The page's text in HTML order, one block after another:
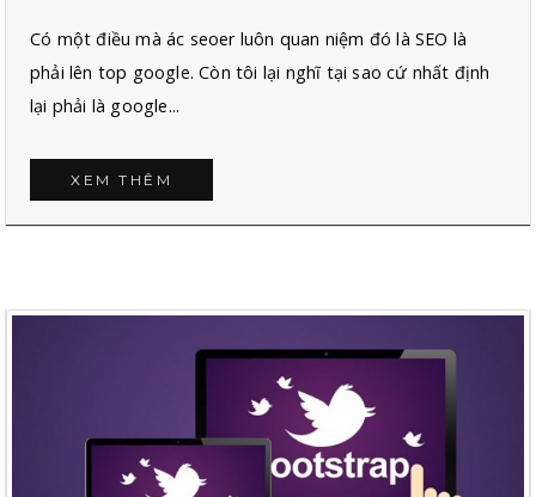
Có một điều mà ác seoer luôn quan niệm đó là SEO là
phải lên top google. Còn tôi lại nghĩ tại sao cứ nhất định
lại phải là google...
XEM THÊM